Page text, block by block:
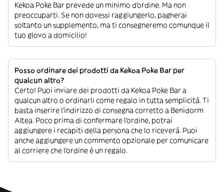
Kekoa Poke Bar prevede un minimo d’ordine. Ma non
preoccuparti. Se non dovessi raggiungerlo, pagherai
soltanto un supplemento, ma ti consegneremo comunque il
tuo glovo a domicilio!
Posso ordinare dei prodotti da Kekoa Poke Bar per
qualcun altro?
Certo! Puoi inviare dei prodotti da Kekoa Poke Bar a
qualcun altro o ordinarli come regalo in tutta semplicità. Ti
basta inserire l’indirizzo di consegna corretto a Benidorm
Altea. Poco prima di confermare l’ordine, potrai
aggiungere i recapiti della persona che lo riceverà. Puoi
anche aggiungere un commento opzionale per comunicare
al corriere che l’ordine è un regalo.